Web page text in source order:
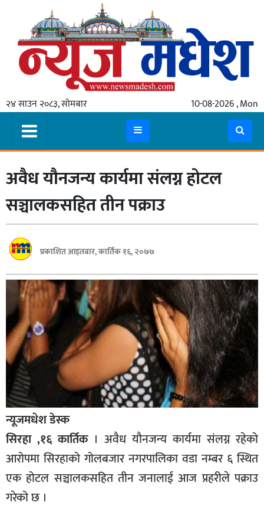
२४ साउन २०८३, सोमबार 10-08-2026 , Mon
गृहपृष्ठ
स्थानीय
प्रदेश
मधेश
प्रदेश
लुम्बिनी
गण्डकी
बागमती
कर्णाली
सुदूरपश्चिम
मधेश
विशेष
राजनीति
प्रमुख
समाचार
राष्ट्रिय
अन्तराष्ट्रिय
अन्तरबार्ता
अवैध यौनजन्य कार्यमा संलग्न होटल
सञ्चालकसहित तीन पक्राउ
प्रकाशित आइतबार, कार्तिक १६, २०७७
न्यूजमधेश डेस्क
सिरहा ,१६ कार्तिक। अवैध यौनजन्य कार्यमा संलग्न रहेको
आरोपमा सिरहाको गोलबजार नगरपालिका वडा नम्बर ६ स्थित
एक होटल सञ्चालकसहित तीन जनालाई आज प्रहरीले पक्राउ
गरेको छ ।